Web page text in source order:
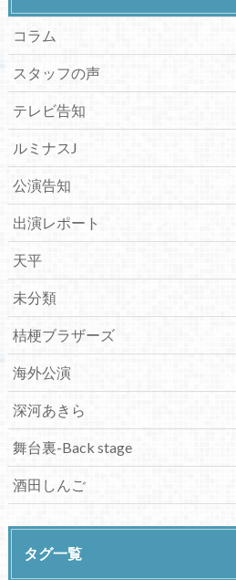
コラム
スタッフの声
テレビ告知
ルミナスJ
公演告知
出演レポート
天平
未分類
桔梗ブラザーズ
海外公演
深河あきら
舞台裏-Back stage
酒田しんご
タグ一覧